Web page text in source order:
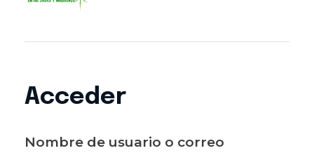
Acceder
Nombre de usuario o correo